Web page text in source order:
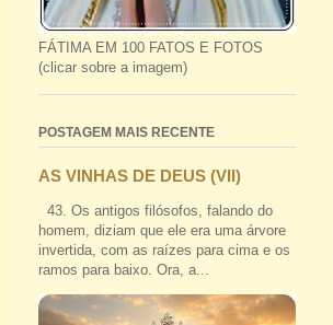
FÁTIMA EM 100 FATOS E FOTOS
(clicar sobre a imagem)
POSTAGEM MAIS RECENTE
AS VINHAS DE DEUS (VII)
43. Os antigos filósofos, falando do
homem, diziam que ele era uma árvore
invertida, com as raízes para cima e os
ramos para baixo. Ora, a...